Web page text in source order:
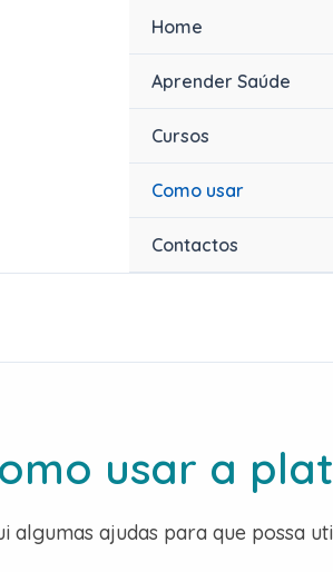
Home
Aprender Saúde
Cursos
Como usar
Contactos
usar a
algumas ajudas para que possa